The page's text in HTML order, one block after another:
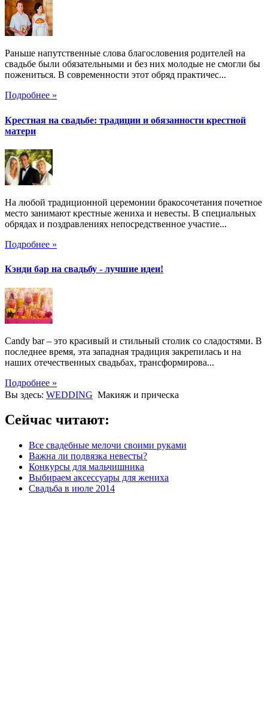
Раньше напутственные слова благословения родителей на
свадьбе были обязательными и без них молодые не смогли бы
пожениться. В современности этот обряд практичес...
Подробнее »
Крестная на свадьбе: традиции и обязанности крестной
матери
На любой традиционной церемонии бракосочетания почетное
место занимают крестные жениха и невесты. В специальных
обрядах и поздравлениях непосредственное участие...
Подробнее »
Кэнди бар на свадьбу - лучшие идеи!
Candy bar – это красивый и стильный столик со сладостями. В
последнее время, эта западная традиция закрепилась и на
наших отечественных свадьбах, трансформирова...
Подробнее »
Вы здесь: WEDDING Макияж и прическа
Сейчас читают:
Все свадебные мелочи своими руками
Важна ли подвязка невесты?
Конкурсы для мальчишника
Выбираем аксессуары для жениха
Свадьба в июле 2014